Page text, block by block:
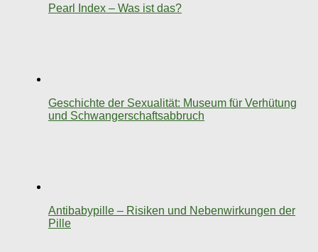
Pearl Index – Was ist das?
Geschichte der Sexualität: Museum für Verhütung
und Schwangerschaftsabbruch
Antibabypille – Risiken und Nebenwirkungen der
Pille